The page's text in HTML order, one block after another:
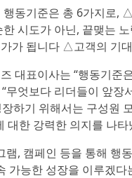
동기준은 총 6가지로
시도가 아닌, 끝맺는
가 됩니다 △고객의 기
대표이사는 “행동기
무엇보다 리더들이 앞
하기 위해서는 구성원
대한 강력한 의지를 나타
램, 캠페인 등을 통해 행
가능한 성장을 이루겠